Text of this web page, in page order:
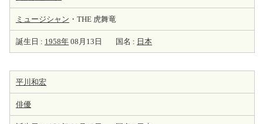
ミュージシャン ・THE 虎舞竜
誕生日 : 1958年 08月13日 国名 : 日本
平川和宏
俳優